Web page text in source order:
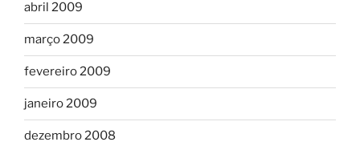
abril 2009
março 2009
fevereiro 2009
janeiro 2009
dezembro 2008